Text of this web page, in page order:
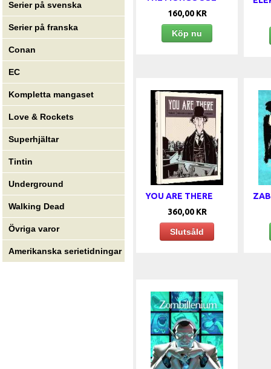
Serier på svenska
Serier på franska
Conan
EC
Kompletta mangaset
Love & Rockets
Superhjältar
Tintin
Underground
Walking Dead
Övriga varor
Amerikanska serietidningar
160,00 KR
Köp nu
YOU ARE THERE
360,00 KR
Slutsåld